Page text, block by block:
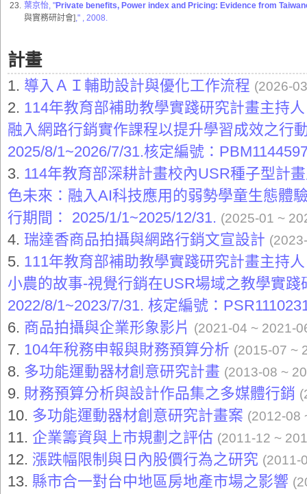
23. 葉京怡, "Private benefits, Power index and Pricing: Evidence from
與實務研討會]," , 2008.
計畫
1. 導入ＡＩ輔助設計與優化工作流程 (2026-
2. 114年教育部補助教學實踐研究計畫主持
融入網路行銷實作課程以提升學習成效之行
2025/8/1~2026/7/31.核定編號：
3. 114年教育部深耕計畫校內USR種子型計
色未來：融入AI科技應用的弱勢學童生態體
行期間： 2025/1/1~2025/12/31. (2025-01 ~
4. 瑞達香商品拍攝與網路行銷文宣設計
5. 111年教育部補助教學實踐研究計畫主持
小農的故事-視覺行銷在USR場域之教學實
2022/8/1~2023/7/31. 核定編號：
6. 商品拍攝與企業形象影片 (2021-04 ~ 2021-
7. 104年稅務申報與財務預算分析 (2015-07 ~
8. 多功能運動器材創意研究計畫 (2013-08 ~
9. 財務預算分析與設計作品集之多媒體行銷
10. 多功能運動器材創意研究計畫案 (2012-08
11. 企業籌資與上市規劃之評估 (2011-12 ~
12. 漲跌幅限制與日內股價行為之研究 (2011-
13. 縣市合一對台中地區房地產市場之影響